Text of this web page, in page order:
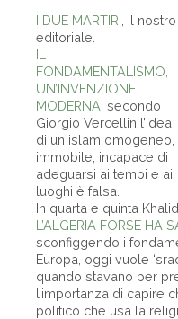
I DUE MARTIRI , il nostro
editoriale.
IL
FONDAMENTALISMO,
UN’INVENZIONE
MODERNA: secondo
Giorgio Vercellin l’idea
di un islam omogeneo,
immobile, incapace di
adeguarsi ai tempi e ai
luoghi è falsa.
In quarta e quinta
L’ALGERIA FORSE HA
sconfiggendo i
Europa, oggi vuole
quando stavano per
l’importanza di capire
politico che usa la